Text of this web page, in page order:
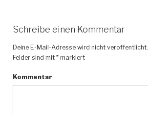
Schreibe einen Kommentar
Deine E-Mail-Adresse wird nicht veröffentlicht.
Felder sind mit *markiert
Kommentar